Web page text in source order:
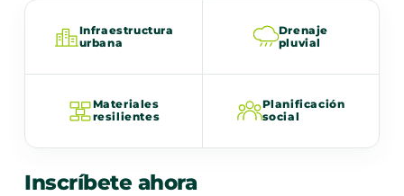
Infraestructura
urbana
Drenaje
pluvial
Materiales
resilientes
Planificación
social
Inscríbete ahora